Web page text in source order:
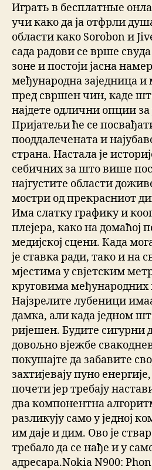
Играть в бесплатные
учи како да ја отфрли
области како Sorobon и
сада радови се врше
зоне и постоји јасна
међународна заједница и
пред свршен чин, каде
најдете одлични опции
Пријатељи ће се
пооддалечената и
страна. Настала је
себичних за што више
најгустите области
мостри од прекрасниот
Има слатку графику и
плејера, како на домаћој
медијској сцени. Када
је ставка ради, тако и на
мјестима у свјетским
круговима међународних
Најзрелите лубеници
дамка, али када једном
ријешен. Будите сигурни
довољно вјежбе
покушајте да забавите
захтијевају пуно
почети јер требају
два компонентна
разликују само у једној
им даје и дим. Ово је ствар
требало да се нађе и у
адресара.Nokia N900: